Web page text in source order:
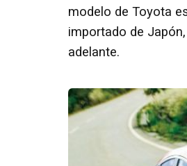
modelo de Toyota
importado de
adelante.